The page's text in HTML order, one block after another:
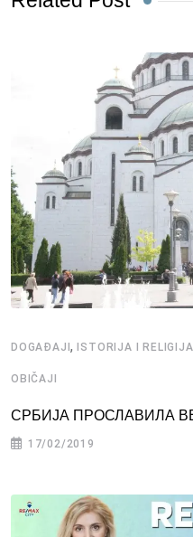
DOGAĐAJI,ISTORIJA I RELIGIJA
OBIČAJI
СРБИЈА ПРОСЛАВИЛА
17/02/2019